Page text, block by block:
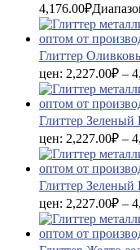
4,176.00₽
Глиттер
цен: 2,227.00₽ –
Глиттер Зеленый
цен: 2,227.00₽ –
Глиттер Зеленый
цен: 2,227.00₽ –